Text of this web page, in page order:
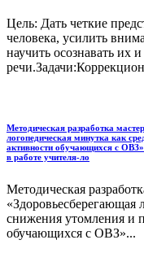
Цель: Дать четкие
человека, усилить
научить осознавать их
Методическая разработка
логопедическая минутка как
активности обучающихся с
в работе учителя-ло
Методическая
«Здоровьесберегающая
снижения утомления и
обучающихся с ОВЗ»...